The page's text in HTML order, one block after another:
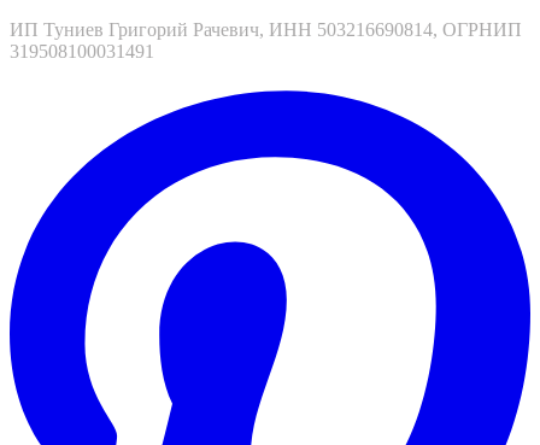
ИП Туниев Григорий Рачевич, ИНН 503216690814, ОГРНИП
319508100031491